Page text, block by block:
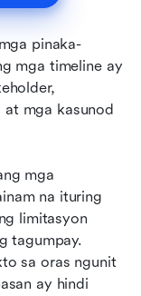
pinaka-
mga timeline ay
mga kasunod
mga
na ituring
limitasyon
tagumpay.
sa oras ngunit
ay hindi